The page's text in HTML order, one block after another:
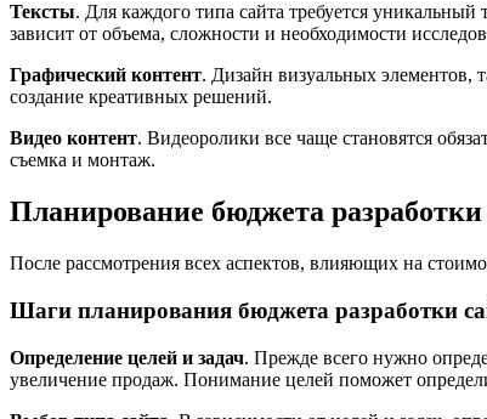
Тексты. Для каждого типа сайта требуется
зависит от объема, сложности и необходимости
Графический контент. Дизайн визуальных элементов,
создание креативных решений.
Видео контент. Видеоролики все чаще становятся
съемка и монтаж.
Планирование бюджета разработки
После рассмотрения всех аспектов, влияющих на
Шаги планирования бюджета разработки
Определение целей и задач. Прежде всего нужно
увеличение продаж. Понимание целей поможет